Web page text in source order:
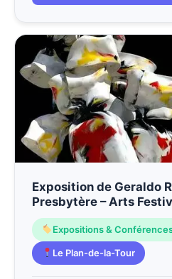
Exposition de Geraldo
Presbytère – Arts
Expositions &
Le Plan-de-la-Tour